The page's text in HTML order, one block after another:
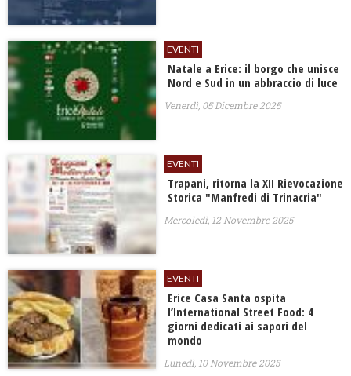
EVENTI
Natale a Erice: il borgo che unisce
Nord e Sud in un abbraccio di luce
Venerdì, 05 Dicembre 2025
EVENTI
Trapani, ritorna la XII Rievocazione
Storica "Manfredi di Trinacria"
Mercoledì, 12 Novembre 2025
EVENTI
​Erice Casa Santa ospita
l’International Street Food: 4
giorni dedicati ai sapori del
mondo
Lunedì, 10 Novembre 2025